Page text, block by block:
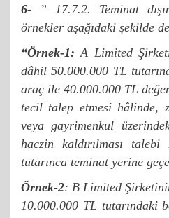
6- ” 17.7.2. Teminat
örnekler aşağıdaki şekilde
“Örnek-1: A Limited
dâhil 50.000.000 TL
araç ile 40.000.000 TL
tecil talep etmesi hâlinde,
veya gayrimenkul
haczin kaldırılması
tutarınca teminat yerine
Örnek-2: B Limited
10.000.000 TL tutarındaki